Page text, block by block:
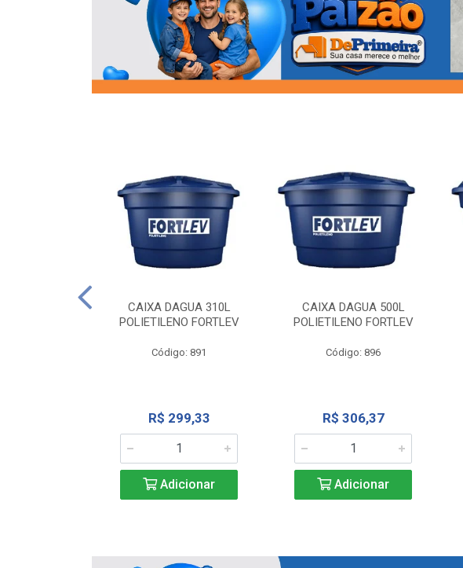
CAIXA DAGUA 310L
POLIETILENO FORTLEV
Código: 891
R$ 299,33
Adicionar
CAIXA DAGUA 500L
POLIETILENO FORTLEV
Código: 896
R$ 306,37
Adicionar